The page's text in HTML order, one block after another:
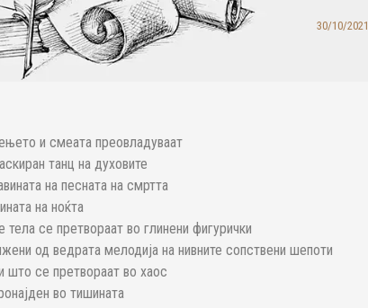
30/10/2021
и смеата преовладуваат
танц на духовите
на песната на смртта
на ноќта
тела се претвораат во глинени фигурички
од ведрата мелодија на нивните сопствени шепоти
што се претвораат во хаос
во тишината